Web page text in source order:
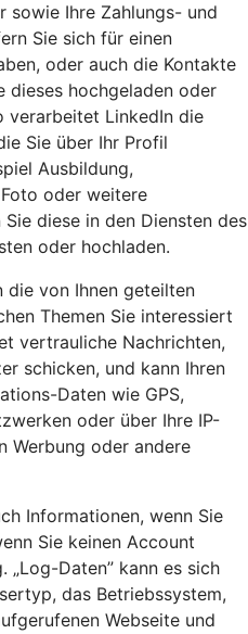
sowie Ihre Zahlungs- und
Sie sich für einen
oder auch die Kontakte
dieses hochgeladen oder
verarbeitet LinkedIn die
Sie über Ihr Profil
Ausbildung,
oder weitere
diese in den Diensten des
oder hochladen.
die von Ihnen geteilten
Themen Sie interessiert
vertrauliche Nachrichten,
schicken, und kann Ihren
Daten wie GPS,
oder über Ihre IP-
Werbung oder andere
Informationen, wenn Sie
Sie keinen Account
„Log-Daten” kann es sich
das Betriebssystem,
Webseite und